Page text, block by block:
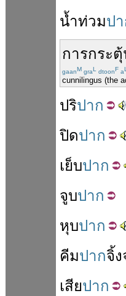
น้ำท่วมป
การกระ
gaanM graL dtoonF aL
cunnilingus (the
ปริปาก
ปิดปาก
เย็บปาก
จูบปาก
หุบปาก
คีมปากจิ้
เสียปาก